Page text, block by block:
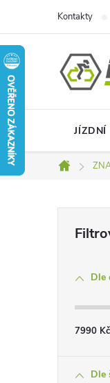
obsah
Kontakty
Domů
Dle
7990 Kč
Dle